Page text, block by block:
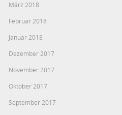
März 2018
Februar 2018
Januar 2018
Dezember 2017
November 2017
Oktober 2017
September 2017